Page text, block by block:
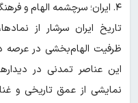
۴. ایران؛ سرچشمه الهام و فرهنگ
تاریخ ایران سرشار از
ظرفیت الهام‌بخشی در عرصه
این عناصر تمدنی در
نمایشی از عمق تاریخی و